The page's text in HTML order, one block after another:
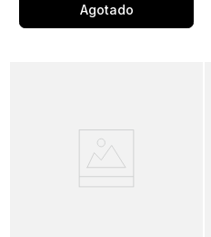
Agotado